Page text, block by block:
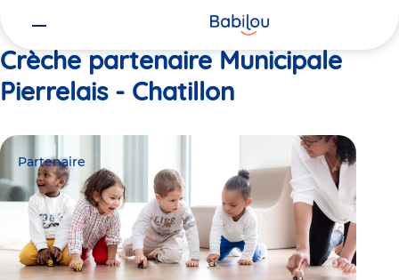
Crèche partenaire Municipale
Pierrelais - Chatillon
Partenaire